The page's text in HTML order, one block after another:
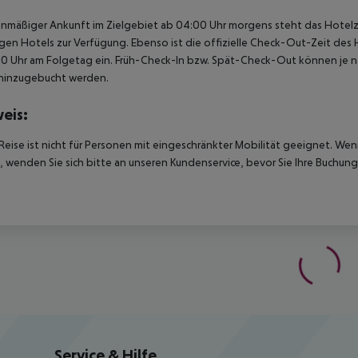
Ankunft im Zielgebiet ab 04:00 Uhr morgens steht das
Hotels zur Verfügung. Ebenso ist die offizielle Check-Out-Zeit des
Uhr am Folgetag ein. Früh-Check-In bzw. Spät-Check-Out können je
werden.
ist nicht für Personen mit eingeschränkter Mobilität geeignet.
wenden Sie sich bitte an unseren Kundenservice, bevor Sie Ihre